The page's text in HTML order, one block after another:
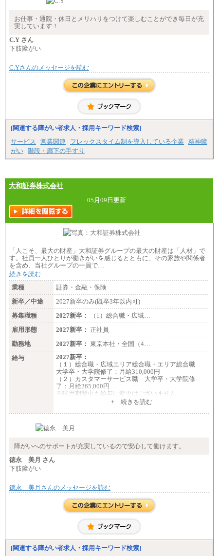
時給 1,226円（実働4.5時間）
間額換算額）
・退職金相当手当 37円
お仕事・通院・休日とメリハリをつけて楽しむことができ毎日が充
実しています！
C.Y さん
下肢障がい
C.Yさんのメッセージを読む
[関連する障がい者求人・採用キーワード検索]
サービス
営業関連 フレックスタイム制を導入している企業
精神障
がい 階段・廊下の手すり
大和証券株式会社
05月09日更新
「人こそ、最大の財産」大和証券グループの最大の財産は「人材」で
す。社員一人ひとりが働きがいを感じるとともに、その家族や関係者
を含め、当社グループの一員で…
続きを読む
業種
証券・金融・保険
新卒／中途
2027新卒のみ(既卒3年以内可)
募集職種
2027新卒：
（1）総合職・広域…
雇用形態
2027新卒： 正社員
勤務地
2027新卒： 東京本社・全国（4…
給与
2027新卒：
（１）総合職・広域エリア総合職・エリア総合職
大学卒・大学院修了：月給310,000円
（２）カスタマーサービス職 大学卒・大学院修
了：月給265,000円
※試用期間中も給与に変更はございません
+ 続きを読む
障がいへのサポートが充実しているので安心して働けます。
徳永 美月 さん
下肢障がい
徳永 美月さんのメッセージを読む
[関連する障がい者求人・採用キーワード検索]